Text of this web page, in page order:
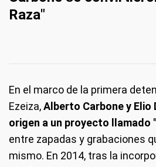
Raza"
En el marco de la primera
Ezeiza,Alberto Carbone y Elio
origen a un proyecto llamado
entre zapadas y grabaciones
mismo. En 2014, tras la